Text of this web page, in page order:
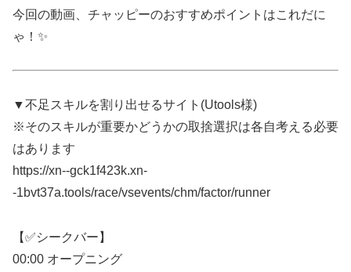
今回の動画、チャッピーのおすすめポイントはこれだに
ゃ！✨
▼不足スキルを割り出せるサイト(Utools様)
※そのスキルが重要かどうかの取捨選択は各自考える必要
はあります
https://xn--gck1f423k.xn-
-1bvt37a.tools/race/vsevents/chm/factor/runner
【✅シークバー】
00:00 オープニング